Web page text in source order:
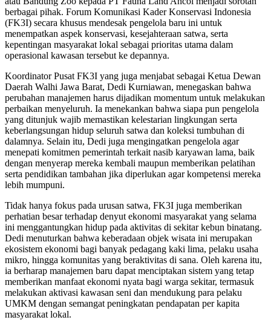
berbagai pihak. Forum Komunikasi Kader Konservasi Indonesia
(FK3I) secara khusus mendesak pengelola baru ini untuk
menempatkan aspek konservasi, kesejahteraan satwa, serta
kepentingan masyarakat lokal sebagai prioritas utama dalam
operasional kawasan tersebut ke depannya.
Koordinator Pusat FK3I yang juga menjabat sebagai Ketua Dewan
Daerah Walhi Jawa Barat, Dedi Kurniawan, menegaskan bahwa
perubahan manajemen harus dijadikan momentum untuk melakukan
perbaikan menyeluruh. Ia menekankan bahwa siapa pun pengelola
yang ditunjuk wajib memastikan kelestarian lingkungan serta
keberlangsungan hidup seluruh satwa dan koleksi tumbuhan di
dalamnya. Selain itu, Dedi juga mengingatkan pengelola agar
menepati komitmen pemerintah terkait nasib karyawan lama, baik
dengan menyerap mereka kembali maupun memberikan pelatihan
serta pendidikan tambahan jika diperlukan agar kompetensi mereka
lebih mumpuni.
Tidak hanya fokus pada urusan satwa, FK3I juga memberikan
perhatian besar terhadap denyut ekonomi masyarakat yang selama
ini menggantungkan hidup pada aktivitas di sekitar kebun binatang.
Dedi menuturkan bahwa keberadaan objek wisata ini merupakan
ekosistem ekonomi bagi banyak pedagang kaki lima, pelaku usaha
mikro, hingga komunitas yang beraktivitas di sana. Oleh karena itu,
ia berharap manajemen baru dapat menciptakan sistem yang tetap
memberikan manfaat ekonomi nyata bagi warga sekitar, termasuk
melakukan aktivasi kawasan seni dan mendukung para pelaku
UMKM dengan semangat peningkatan pendapatan per kapita
masyarakat lokal.